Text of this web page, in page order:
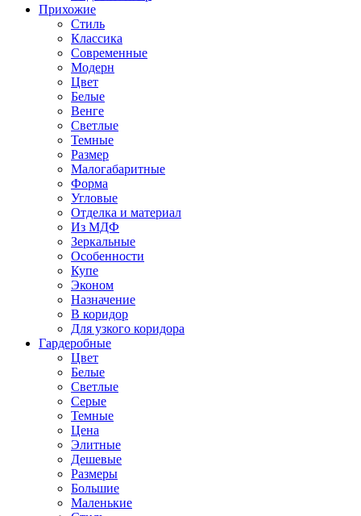
Прихожие
Стиль
Классика
Современные
Модерн
Цвет
Белые
Венге
Светлые
Темные
Размер
Малогабаритные
Форма
Угловые
Отделка и материал
Из МДФ
Зеркальные
Особенности
Купе
Эконом
Назначение
В коридор
Для узкого коридора
Гардеробные
Цвет
Белые
Светлые
Серые
Темные
Цена
Элитные
Дешевые
Размеры
Большие
Маленькие